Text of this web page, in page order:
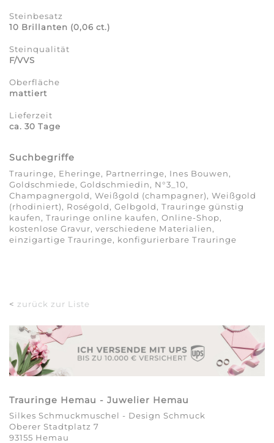
Steinbesatz
10 Brillanten (0,06 ct.)
Steinqualität
F/VVS
Oberfläche
mattiert
Lieferzeit
ca. 30 Tage
Suchbegriffe
Trauringe, Eheringe, Partnerringe, Ines Bouwen,
Goldschmiede, Goldschmiedin, N°3_10,
Champagnergold, Weißgold (champagner), Weißgold
(rhodiniert), Roségold, Gelbgold, Trauringe günstig
kaufen, Trauringe online kaufen, Online-Shop,
kostenlose Gravur, verschiedene Materialien,
einzigartige Trauringe, konfigurierbare Trauringe
< zurück zur Liste
Trauringe Hemau - Juwelier Hemau
Silkes Schmuckmuschel - Design Schmuck
Oberer Stadtplatz 7
93155 Hemau